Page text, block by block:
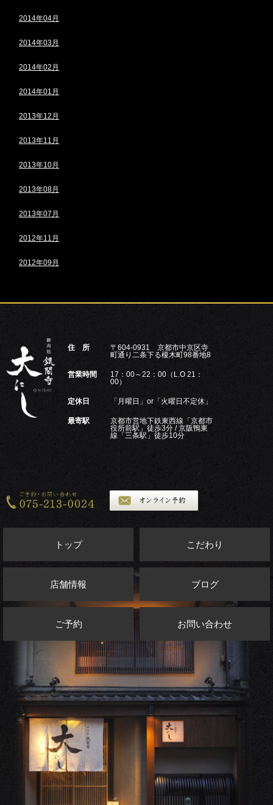
2014年04月
2014年03月
2014年02月
2014年01月
2013年12月
2013年11月
2013年10月
2013年08月
2013年07月
2012年11月
2012年09月
住 所
〒604-0931 京都市中京区寺
町通り二条下る榎木町98番地8
営業時間
17：00～22：00（L.O 21：
00）
定休日 「月曜日」or「火曜日不定休」
最寄駅
京都市営地下鉄東西線「京都市
役所前駅」徒歩3分 / 京阪鴨東
線「三条駅」徒歩10分
トップ こだわり
店舗情報 ブログ
ご予約 お問い合わせ